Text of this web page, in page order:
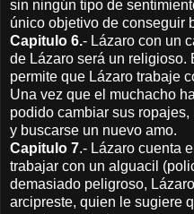
sin ningún tipo de
único objetivo de conseguir
Capitulo 6.- Lázaro con un
de Lázaro será un religioso.
permite que Lázaro trabaje
Una vez que el muchacho
podido cambiar sus
y buscarse un nuevo amo.
Capitulo 7.- Lázaro cuenta
trabajar con un alguacil
demasiado peligroso,
arcipreste, quien le sugiere